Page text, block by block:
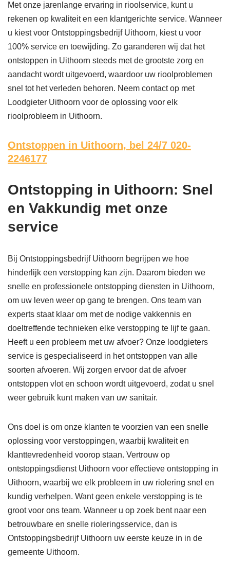
Met onze jarenlange ervaring in rioolservice, kunt u
rekenen op kwaliteit en een klantgerichte service. Wanneer
u kiest voor Ontstoppingsbedrijf Uithoorn, kiest u voor
100% service en toewijding. Zo garanderen wij dat het
ontstoppen in Uithoorn steeds met de grootste zorg en
aandacht wordt uitgevoerd, waardoor uw rioolproblemen
snel tot het verleden behoren. Neem contact op met
Loodgieter Uithoorn voor de oplossing voor elk
rioolprobleem in Uithoorn.
Ontstoppen in Uithoorn, bel 24/7 020-
2246177
Ontstopping in Uithoorn: Snel
en Vakkundig met onze
service
Bij Ontstoppingsbedrijf Uithoorn begrijpen we hoe
hinderlijk een verstopping kan zijn. Daarom bieden we
snelle en professionele ontstopping diensten in Uithoorn,
om uw leven weer op gang te brengen. Ons team van
experts staat klaar om met de nodige vakkennis en
doeltreffende technieken elke verstopping te lijf te gaan.
Heeft u een probleem met uw afvoer? Onze loodgieters
service is gespecialiseerd in het ontstoppen van alle
soorten afvoeren. Wij zorgen ervoor dat de afvoer
ontstoppen vlot en schoon wordt uitgevoerd, zodat u snel
weer gebruik kunt maken van uw sanitair.
Ons doel is om onze klanten te voorzien van een snelle
oplossing voor verstoppingen, waarbij kwaliteit en
klanttevredenheid voorop staan. Vertrouw op
ontstoppingsdienst Uithoorn voor effectieve ontstopping in
Uithoorn, waarbij we elk probleem in uw riolering snel en
kundig verhelpen. Want geen enkele verstopping is te
groot voor ons team. Wanneer u op zoek bent naar een
betrouwbare en snelle rioleringsservice, dan is
Ontstoppingsbedrijf Uithoorn uw eerste keuze in in de
gemeente Uithoorn.